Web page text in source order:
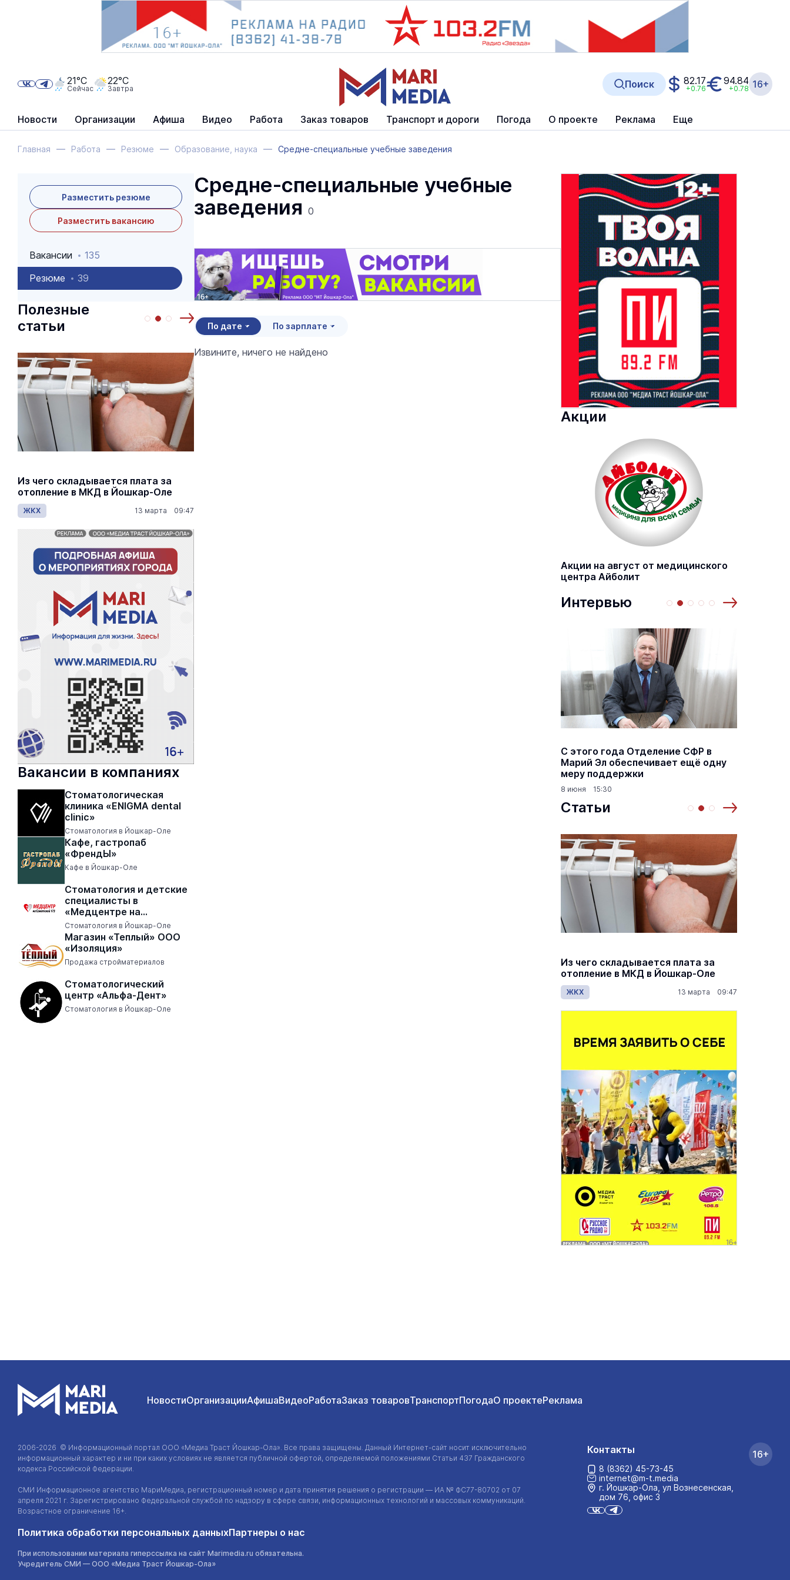
Новости Организации Афиша Видео Работа Заказ товаров Транспорт и дороги Погода О проекте Реклама Еще
21°C
Сейчас
22°C
Завтра Поиск 82.17
+0.76
94.84
+0.78 16+
Главная Работа Резюме Образование, наука Средне-специальные учебные заведения
Разместить резюме
Разместить вакансию
Вакансии
135
Резюме
39
Полезные
статьи
Из чего складывается плата за
отопление в МКД в Йошкар-Оле
ЖКХ 13 марта 09:47
Вакансии в компаниях
Стоматологическая
клиника «ENIGMA dental
clinic»
Стоматология в Йошкар-Оле
Кафе, гастропаб
«ФрендЫ»
Кафе в Йошкар-Оле
Стоматология и детские
специалисты в
«Медцентре на
Советской 173»
Стоматология в Йошкар-Оле
Магазин «Теплый» ООО
«Изоляция»
Продажа стройматериалов
Стоматологический
центр «Альфа-Дент»
Стоматология в Йошкар-Оле
Средне-специальные учебные
заведения 0
По дате По зарплате
Извините, ничего не найдено
Акции
Акции на август от медицинского
центра Айболит
Интервью
С этого года Отделение СФР в
Марий Эл обеспечивает ещё одну
меру поддержки
8 июня 15:30
Статьи
Из чего складывается плата за
отопление в МКД в Йошкар-Оле
ЖКХ 13 марта 09:47
НовостиОрганизацииАфишаВидеоРаботаЗаказ товаровТранспортПогодаО проектеРеклама
2006-2026 © Информационный портал ООО «Медиа Траст Йошкар-Ола». Все права защищены. Данный Интернет-сайт носит исключительно
информационный характер и ни при каких условиях не является публичной офертой, определяемой положениями Статьи 437 Гражданского
кодекса Российской Федерации.
СМИ Информационное агентство МариМедиа, регистрационный номер и дата принятия решения о регистрации — ИА № ФС77-80702 от 07
апреля 2021 г. Зарегистрировано Федеральной службой по надзору в сфере связи, информационных технологий и массовых коммуникаций.
Возрастное ограничение 16+.
Политика обработки персональных данныхПартнеры о нас
При использовании материала гиперссылка на сайт Marimedia.ru обязательна.
Учредитель СМИ — ООО «Медиа Траст Йошкар-Ола»
Контакты
8 (8362) 45-73-45
internet@m-t.media
г. Йошкар‑Ола, ул Вознесенская,
дом 76, офис 3
16+